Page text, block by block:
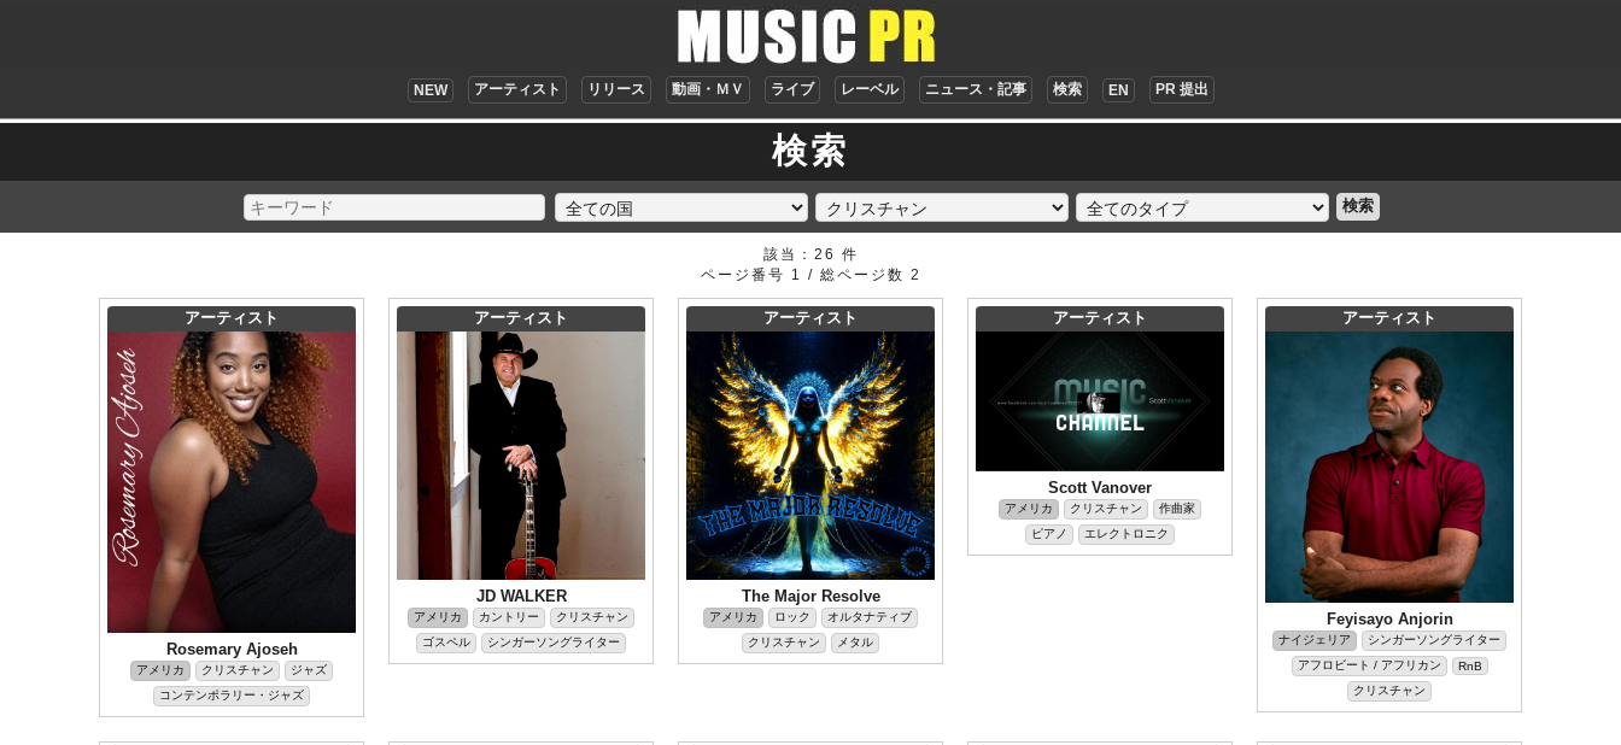
NEW アーティスト リリース 動画・ＭＶ ライブ レーベル ニュース・記事 検索 EN PR 提出
検索
検索
該当：26 件
ページ番号 1 / 総ページ数 2
アーティスト
Rosemary Ajoseh
アメリカ クリスチャン
ジャズ
コンテンポラリー・ジャズ
アーティスト
JD WALKER
アメリカ カントリー
クリスチャン
ゴスペル
シンガーソングライター
アーティスト
The Major Resolve
アメリカ ロック
オルタナティブ
クリスチャン
メタル
アーティスト
Scott Vanover
アメリカ クリスチャン
作曲家
ピアノ
エレクトロニク
アーティスト
Feyisayo Anjorin
ナイジェリア
シンガーソングライター
アフロビート / アフリカン
RnB
クリスチャン